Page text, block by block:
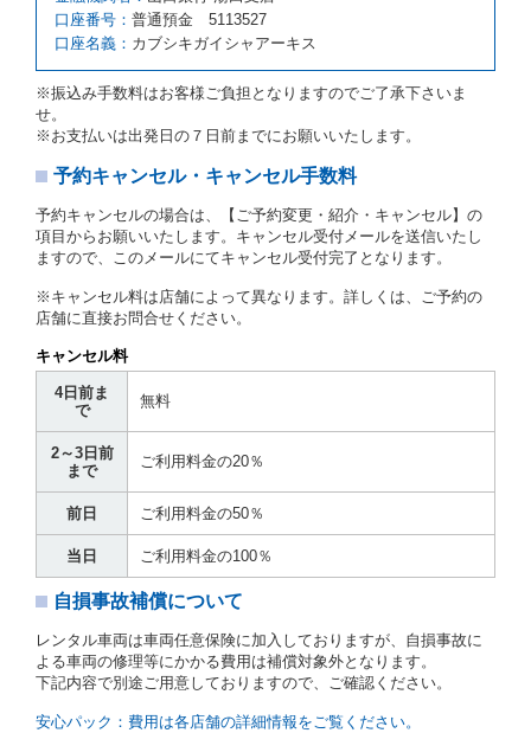
の予約申込金を返還するものとします。
第６条（免責）
当社及び借受人は、予約が取り消され、又は貸渡契約
が締結されなかったことについて、第４条及び第５条
に定める場合を除き、相互に何らの請求をしないもの
とします。
第３章／貸 渡 し
第７条（貸渡契約の締結）
借受人は第２条第１項に定める借受条件を明示し、当
貸渡契約を締結するものとします。ただし、貸し渡す
ことができるレンタカーがない場合又は借受人若しく
は運転者が第８条第１項若しくは第２項各号のいずれ
かに該当する場合を除きます。
貸渡契約を締結した場合、借受人は当社に第１0条第
１項に定める貸渡料金を支払うものとします。
運転者の義務と定められた事項を遵守するものとしま
す。
当社は、監督官庁の基本通達（注１）に基づき、貸渡
運転者の氏名、住所、運転免許の種類及び運転免許証
写しを添付するため、貸渡契約の締結にあたり、借受
人に対し、借受人の指定する運転者（以下「運転者」
といいます。）の運転免許証の提示を求めるほか、そ
の写しの提出を求めることがあります。この場合、借
受人は、自己が運転者であるときは自己の運転免許証
の運転免許証を提示するものとします。
口座番号： 普通預金 5113527
口座名義： カブシキガイシャアーキス
※振込み手数料はお客様ご負担となりますのでご了承下さいま
せ。
※お支払いは出発日の７日前までにお願いいたします。
予約キャンセル・キャンセル手数料
予約キャンセルの場合は、【ご予約変更・紹介・キャンセル】の
項目からお願いいたします。キャンセル受付メールを送信いたし
ますので、このメールにてキャンセル受付完了となります。
※キャンセル料は店舗によって異なります。詳しくは、ご予約の
店舗に直接お問合せください。
キャンセル料
4日前ま
で
無料
2～3日前
まで
ご利用料金の20％
前日 ご利用料金の50％
当日 ご利用料金の100％
自損事故補償について
レンタル車両は車両任意保険に加入しておりますが、自損事故に
よる車両の修理等にかかる費用は補償対象外となります。
下記内容で別途ご用意しておりますので、ご確認ください。
安心パック：費用は各店舗の詳細情報をご覧ください。